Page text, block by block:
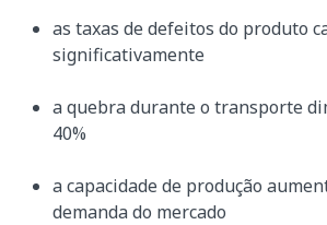
as taxas de defeitos do produto
significativamente
a quebra durante o transporte
40%
a capacidade de produção
demanda do mercado